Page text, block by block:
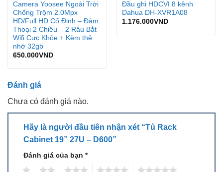
Camera Yoosee Ngoài Trời
Chống Trộm 2.0Mpx
HD/Full HD Cố Định – Đàm
Thoại 2 Chiều – 2 Râu Bắt
Wifi Cực Khỏe + Kèm thẻ
nhớ 32gb
650.000VND
Đầu ghi HDCVI 8 kênh
Dahua DH-XVR1A08
1.176.000VND
Đánh giá
Chưa có đánh giá nào.
Hãy là người đầu tiên nhận xét “Tủ Rack
Cabinet 19” 27U – D600”
Đánh giá của bạn *